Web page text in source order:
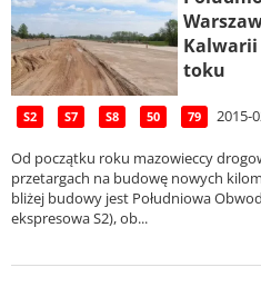
Kalwarii
toku
S2 S7 S8 50 79 2015-
Od początku roku mazowieccy
przetargach na budowę nowych
bliżej budowy jest Południowa
ekspresowa S2), ob...